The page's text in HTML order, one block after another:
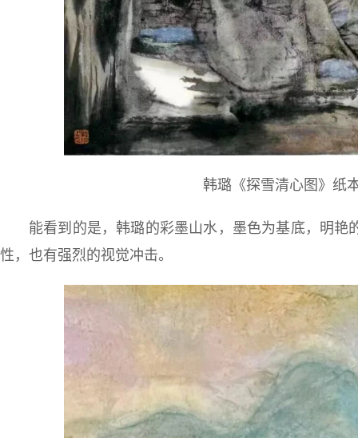
韩璐《探雪清心图》纸
能看到的是，韩璐的彩墨山水，墨色为基底，明
性，也有强烈的视觉冲击。